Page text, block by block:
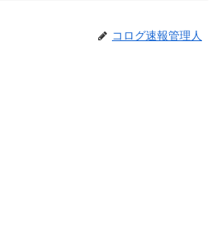
コログ速報管理人